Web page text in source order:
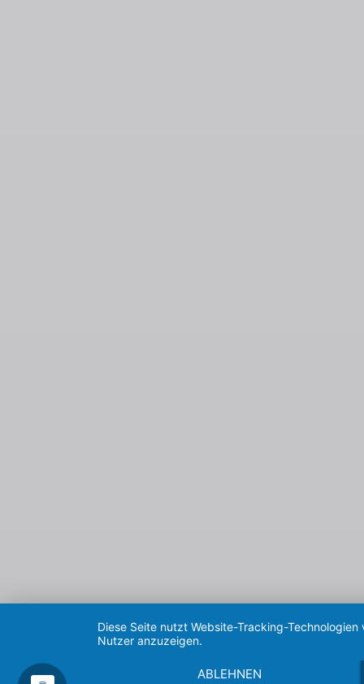
Diese Seite nutzt Website-Tracking-
Nutzer anzuzeigen.
ABLEHNEN